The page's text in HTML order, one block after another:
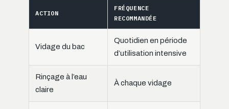
ACTION
FRÉQUENCE
RECOMMANDÉE
Vidage du bac
Quotidien en période
d’utilisation intensive
Rinçage à l’eau
claire
À chaque vidage